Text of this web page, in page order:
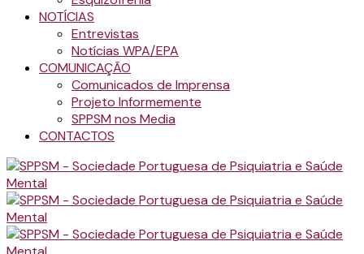
NOTÍCIAS
Entrevistas
Notícias WPA/EPA
COMUNICAÇÃO
Comunicados de Imprensa
Projeto Informemente
SPPSM nos Media
CONTACTOS